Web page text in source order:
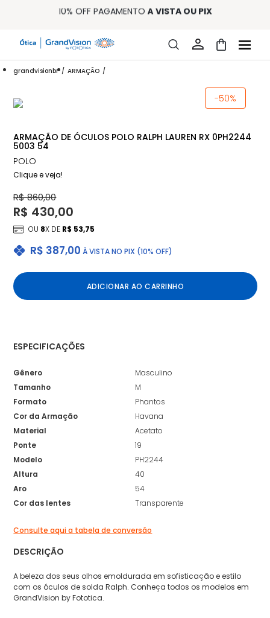
ENTREGA PARA TODO BRASIL
32% OFF NO COMBO - CONS. REG.
LOJA ONLINE DE LENTES DE CONTATO E ÓCULOS
FRETE GRÁTIS EM TODO O SITE
15% OFF NA PRIMEIRA COMPRA (CONSULTE REGULAMENTO)
grandvisionbr ARMAÇÃO
-50%
ARMAÇÃO DE ÓCULOS POLO RALPH LAUREN RX 0PH2244
5003 54
POLO
Clique e veja!
R$ 387,00 À VISTA NO PIX (10% OFF)
R$ 860,00
R$ 430,00
OU 8X DE R$ 53,75
ADICIONAR AO CARRINHO
ESPECIFICAÇÕES
Gênero
Masculino
Tamanho
M
Formato
Phantos
Cor da Armação
Havana
Material
Acetato
Ponte
19
Modelo
PH2244
Altura
40
Aro
54
Cor das lentes
Transparente
Consulte aqui a tabela de conversão
DESCRIÇÃO
A beleza dos seus olhos emoldurada em sofisticação e estilo
com os óculos de solda Ralph. Conheça todos os modelos em
GrandVision by Fototica.